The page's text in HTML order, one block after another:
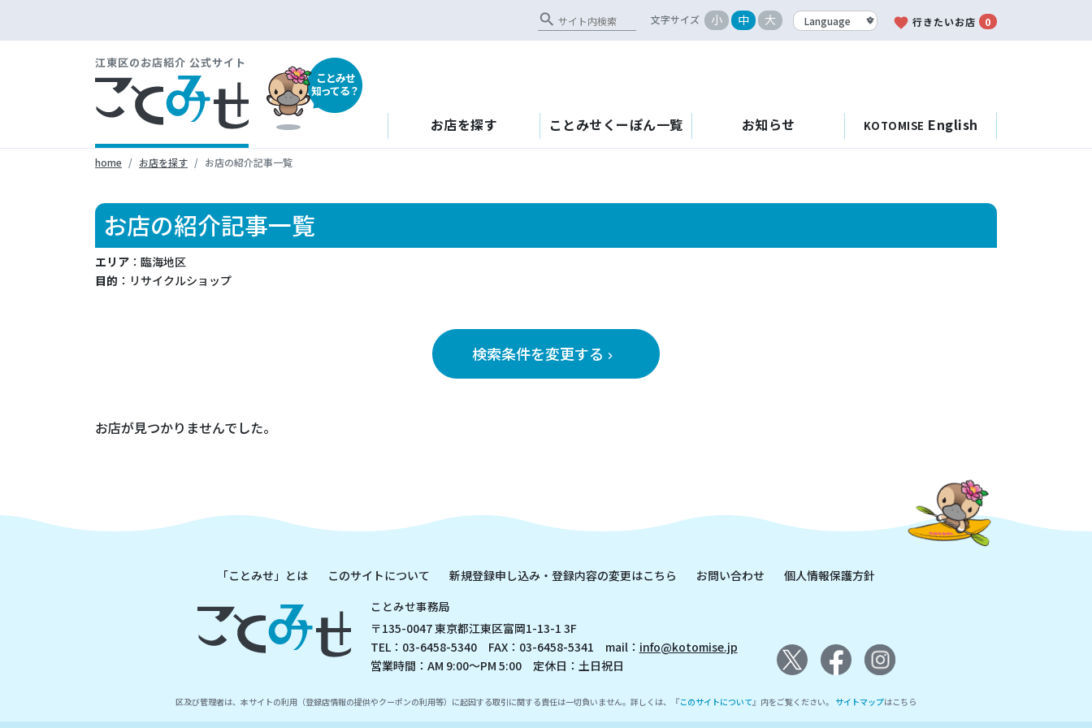
search 文字サイズ 小 中 大 favorite 行きたいお店 0
江東区のお店紹介 公式サイト
ことみせ
知ってる？
お店を探す ことみせくーぽん一覧 お知らせ KOTOMISE English
home お店を探す お店の紹介記事一覧
お店の紹介記事一覧
エリア ：臨海地区
目的 ：リサイクルショップ
検索条件を変更する keyboard_arrow_right
お店が見つかりませんでした。
「ことみせ」とは このサイトについて 新規登録申し込み・登録内容の変更はこちら お問い合わせ
個人情報保護方針
ことみせ事務局
〒135-0047 東京都江東区富岡1-13-1 3F
TEL：03-6458-5340 FAX：03-6458-5341 mail： info@kotomise.jp
営業時間：AM 9:00～PM 5:00 定休日：土日祝日
区及び管理者は、本サイトの利用（登録店情報の提供やクーポンの利用等）に起因する取引に関する責任は一切負いません。詳しくは、『このサイトについて』内をご覧ください。 サイトマップはこちら